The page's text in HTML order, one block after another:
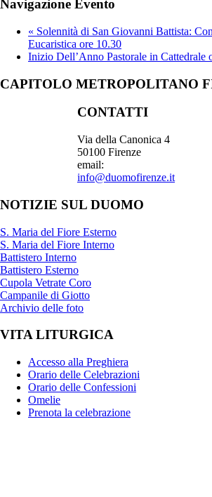
Navigazione Evento
« Solennità di San Giovanni Battista:
Eucaristica ore 10.30
Inizio Dell’Anno Pastorale in Cattedrale
CAPITOLO METROPOLITANO
CONTATTI
Via della Canonica 4
50100 Firenze
email:
info@duomofirenze.it
NOTIZIE SUL DUOMO
S. Maria del Fiore Esterno
S. Maria del Fiore Interno
Battistero Interno
Battistero Esterno
Cupola Vetrate Coro
Campanile di Giotto
Archivio delle foto
VITA LITURGICA
Accesso alla Preghiera
Orario delle Celebrazioni
Orario delle Confessioni
Omelie
Prenota la celebrazione